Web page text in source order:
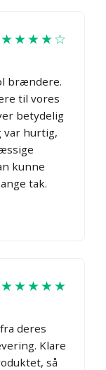
★★★★☆
brændere.
til vores
betydelig
var hurtig,
kunne
tak.
★★★★★
deres
Klare
så